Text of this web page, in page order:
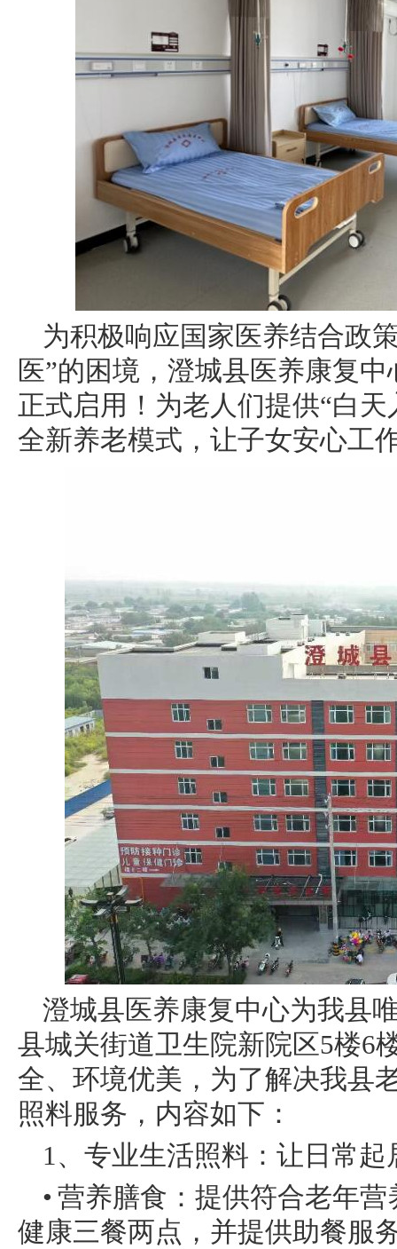
为积极响应国家医养结合政
医”的困境，澄城县医养康复
正式启用！为老人们提供“白
全新养老模式，让子女安心工
澄城县医养康复中心为我县
县城关街道卫生院新院区5楼6
全、环境优美，为了解决我县
照料服务，内容如下：
1、专业生活照料：让日常起
• 营养膳食：提供符合老年
健康三餐两点，并提供助餐服